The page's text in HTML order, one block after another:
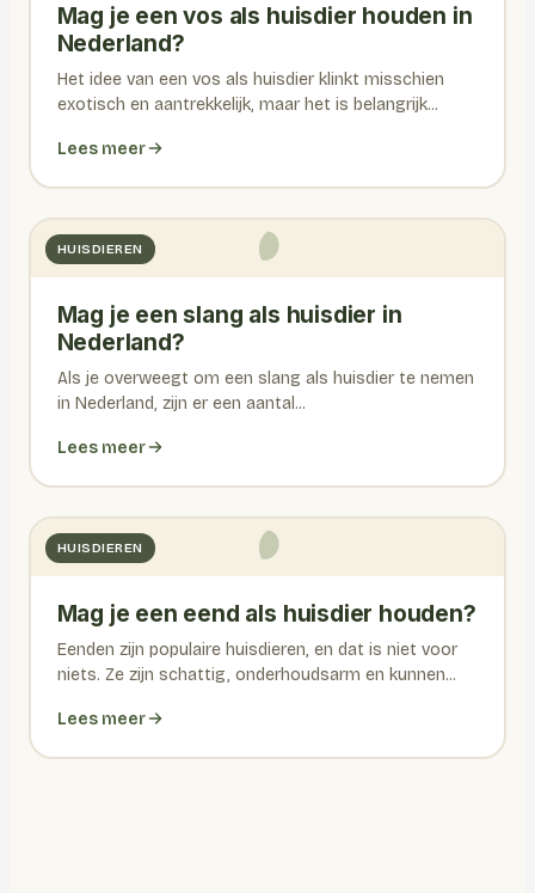
Mag je een vos als huisdier houden in
Nederland?
Het idee van een vos als huisdier klinkt misschien
exotisch en aantrekkelijk, maar het is belangrijk...
Lees meer
HUISDIEREN
Mag je een slang als huisdier in
Nederland?
Als je overweegt om een slang als huisdier te nemen
in Nederland, zijn er een aantal...
Lees meer
HUISDIEREN
Mag je een eend als huisdier houden?
Eenden zijn populaire huisdieren, en dat is niet voor
niets. Ze zijn schattig, onderhoudsarm en kunnen...
Lees meer